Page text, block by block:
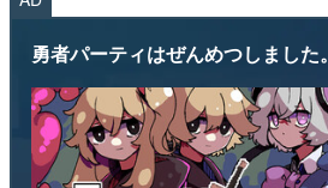
勇者パーティはぜんめつしました。